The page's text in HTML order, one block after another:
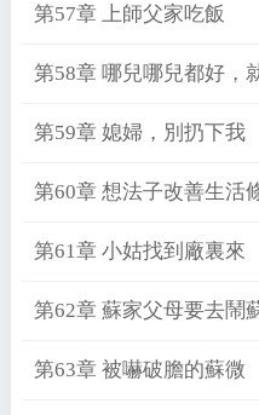
第57章 上師父家吃飯
第58章 哪兒哪兒都好，
第59章 媳婦，別扔下我
第60章 想法子改善生活
第61章 小姑找到廠裏來
第62章 蘇家父母要去鬧
第63章 被嚇破膽的蘇微